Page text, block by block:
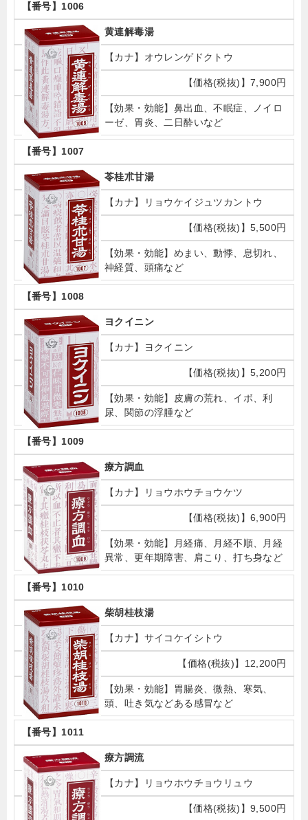
1006
黄連解毒湯
オウレンゲドクトウ
7,900円
鼻出血、不眠症、ノイロ
ーゼ、胃炎、二日酔いなど
1007
苓桂朮甘湯
リョウケイジュツカントウ
5,500円
めまい、動悸、息切れ、
神経質、頭痛など
1008
ヨクイニン
ヨクイニン
5,200円
皮膚の荒れ、イボ、利
尿、関節の浮腫など
1009
療方調血
リョウホウチョウケツ
6,900円
月経痛、月経不順、月経
異常、更年期障害、肩こり、打ち身など
1010
柴胡桂枝湯
サイコケイシトウ
12,200円
胃腸炎、微熱、寒気、
頭、吐き気などある感冒など
1011
療方調流
リョウホウチョウリュウ
9,500円